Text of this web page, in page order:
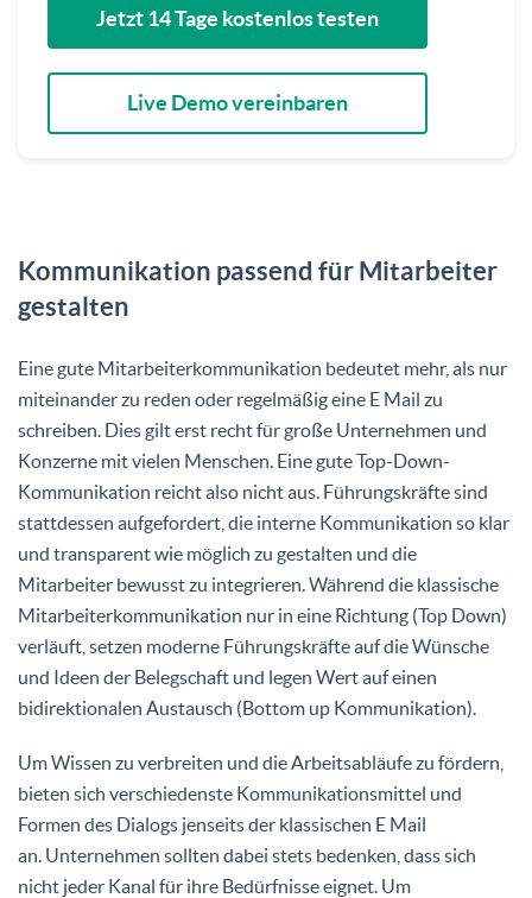
Jetzt 14 Tage kostenlos testen
Live Demo vereinbaren
Kommunikation passend für Mitarbeiter
gestalten
Eine gute Mitarbeiterkommunikation bedeutet mehr, als nur
miteinander zu reden oder regelmäßig eine E Mail zu
schreiben. Dies gilt erst recht für große Unternehmen und
Konzerne mit vielen Menschen. Eine gute Top-Down-
Kommunikation reicht also nicht aus. Führungskräfte sind
stattdessen aufgefordert, die interne Kommunikation so klar
und transparent wie möglich zu gestalten und die
Mitarbeiter bewusst zu integrieren. Während die klassische
Mitarbeiterkommunikation nur in eine Richtung (Top Down)
verläuft, setzen moderne Führungskräfte auf die Wünsche
und Ideen der Belegschaft und legen Wert auf einen
bidirektionalen Austausch (Bottom up Kommunikation).
Um Wissen zu verbreiten und die Arbeitsabläufe zu fördern,
bieten sich verschiedenste Kommunikationsmittel und
Formen des Dialogs jenseits der klassischen E Mail
an. Unternehmen sollten dabei stets bedenken, dass sich
nicht jeder Kanal für ihre Bedürfnisse eignet. Um